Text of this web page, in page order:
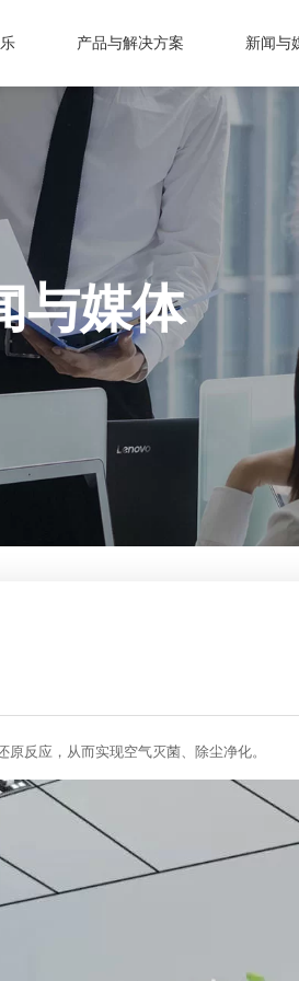
产品与解决方案 新闻与
与媒体
反应，从而实现空气灭菌、除尘净化。